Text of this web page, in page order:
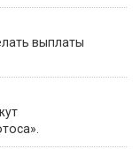
выплаты